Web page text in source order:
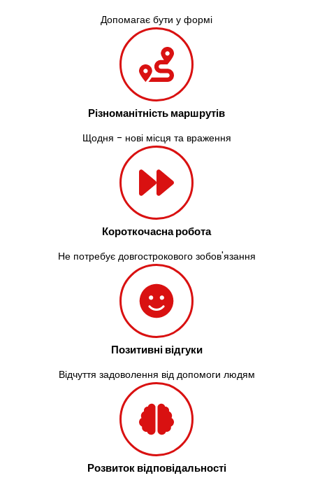
Допомагає бути у формі
Різноманітність маршрутів
Щодня - нові місця та враження
Короткочасна робота
Не потребує довгострокового зобов'язання
Позитивні відгуки
Відчуття задоволення від допомоги людям
Розвиток відповідальності